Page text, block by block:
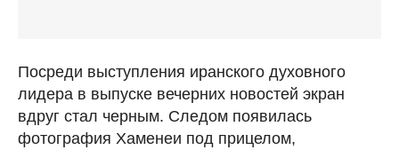
Посреди выступления иранского духовного
лидера в выпуске вечерних новостей экран
вдруг стал черным. Следом появилась
фотография Хаменеи под прицелом,